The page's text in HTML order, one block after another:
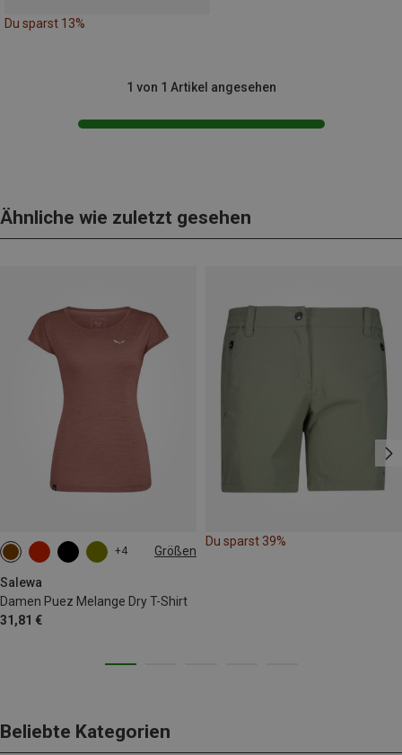
Du sparst 13%
1 von 1 Artikel angesehen
Ähnliche wie zuletzt gesehen
+4 Größen
Salewa
Damen Puez Melange Dry T-Shirt
31,81 €
XS S M
XXL
Du sparst 39%
Beliebte Kategorien